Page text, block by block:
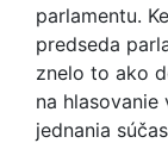
parlamentu.
predseda
znelo to ako
na
jednania